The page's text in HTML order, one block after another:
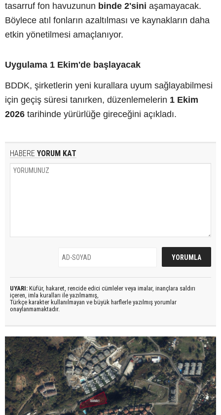
tasarruf fon havuzunun binde 2'sini aşamayacak.
Böylece atıl fonların azaltılması ve kaynakların daha
etkin yönetilmesi amaçlanıyor.
Uygulama 1 Ekim'de başlayacak
BDDK, şirketlerin yeni kurallara uyum sağlayabilmesi
için geçiş süresi tanırken, düzenlemelerin 1 Ekim
2026 tarihinde yürürlüğe gireceğini açıkladı.
HABERE YORUM KAT
UYARI: Küfür, hakaret, rencide edici cümleler veya imalar, inançlara saldırı
içeren, imla kuralları ile yazılmamış,
Türkçe karakter kullanılmayan ve büyük harflerle yazılmış yorumlar
onaylanmamaktadır.